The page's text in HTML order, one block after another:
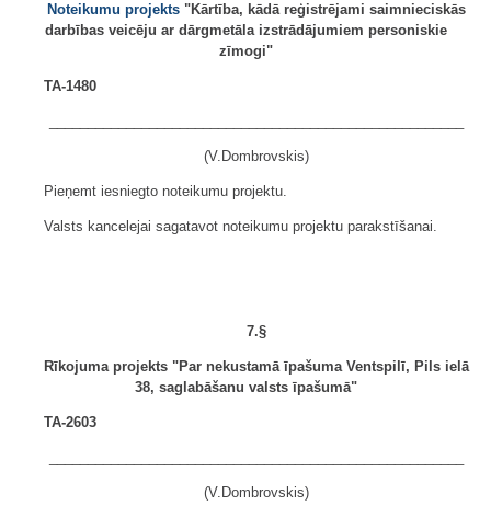
Noteikumu projekts "Kārtība, kādā reģistrējami saimnieciskās
darbības veicēju ar dārgmetāla izstrādājumiem personiskie
zīmogi"
TA-1480
(V.Dombrovskis)
Pieņemt iesniegto noteikumu projektu.
Valsts kancelejai sagatavot noteikumu projektu parakstīšanai.
7.§
Rīkojuma projekts "Par nekustamā īpašuma Ventspilī, Pils ielā
38, saglabāšanu valsts īpašumā"
TA-2603
(V.Dombrovskis)